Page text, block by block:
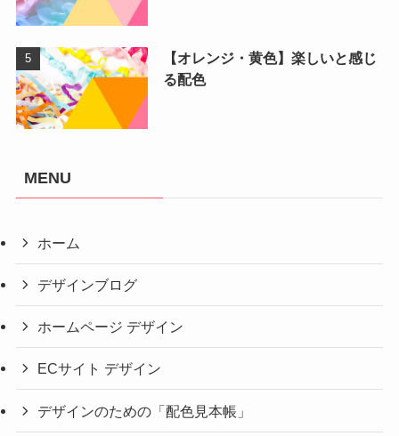
【オレンジ・黄色】楽しいと感じ
る配色
MENU
ホーム
デザインブログ
ホームページ デザイン
ECサイト デザイン
デザインのための「配色見本帳」